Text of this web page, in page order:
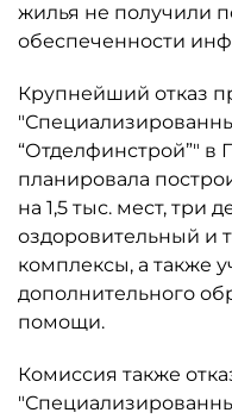
жилья не получили
обеспеченности
Крупнейший отказ
“Отделфинстрой”"
планировала
на 1,5 тыс. мест, три
оздоровительный и
комплексы, а также
дополнительного
помощи.
Комиссия также